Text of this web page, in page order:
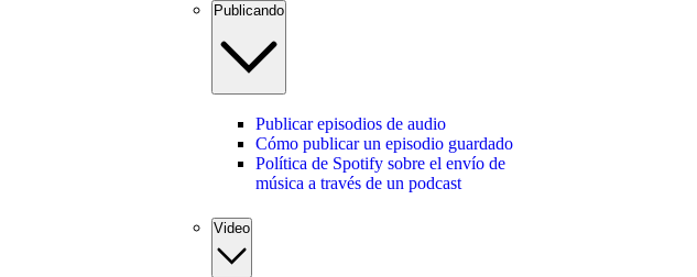
Publicando
Publicar episodios de audio
Cómo publicar un episodio guardado
Política de Spotify sobre el envío de
música a través de un podcast
Video